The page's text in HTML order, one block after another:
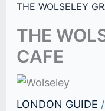
THE WOLSELEY
THE
CAFE
LONDON GUIDE /